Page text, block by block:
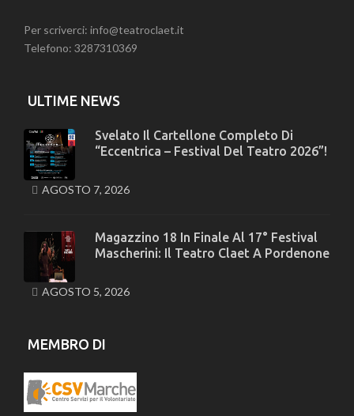
Per scriverci: info@teatroclaet.it
Telefono: 3287310369
ULTIME NEWS
Svelato Il Cartellone Completo Di
“Eccentrica – Festival Del Teatro 2026”!
AGOSTO 7, 2026
Magazzino 18 In Finale Al 17° Festival
Mascherini: Il Teatro Claet A Pordenone
AGOSTO 5, 2026
MEMBRO DI